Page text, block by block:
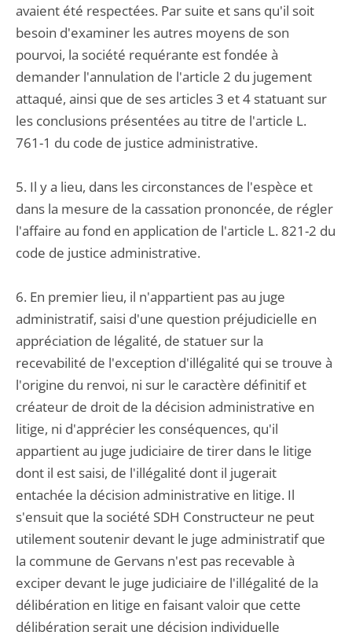
avaient été respectées. Par suite et sans qu'il soit
besoin d'examiner les autres moyens de son
pourvoi, la société requérante est fondée à
demander l'annulation de l'article 2 du jugement
attaqué, ainsi que de ses articles 3 et 4 statuant sur
les conclusions présentées au titre de l'article L.
761-1 du code de justice administrative.
5. Il y a lieu, dans les circonstances de l'espèce et
dans la mesure de la cassation prononcée, de régler
l'affaire au fond en application de l'article L. 821-2 du
code de justice administrative.
6. En premier lieu, il n'appartient pas au juge
administratif, saisi d'une question préjudicielle en
appréciation de légalité, de statuer sur la
recevabilité de l'exception d'illégalité qui se trouve à
l'origine du renvoi, ni sur le caractère définitif et
créateur de droit de la décision administrative en
litige, ni d'apprécier les conséquences, qu'il
appartient au juge judiciaire de tirer dans le litige
dont il est saisi, de l'illégalité dont il jugerait
entachée la décision administrative en litige. Il
s'ensuit que la société SDH Constructeur ne peut
utilement soutenir devant le juge administratif que
la commune de Gervans n'est pas recevable à
exciper devant le juge judiciaire de l'illégalité de la
délibération en litige en faisant valoir que cette
délibération serait une décision individuelle